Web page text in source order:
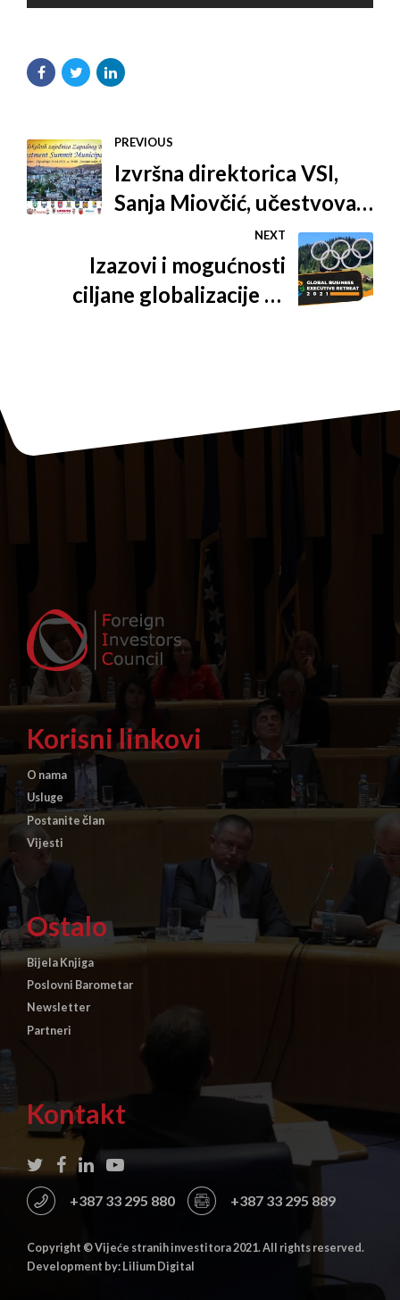
PREVIOUS
Izvršna direktorica VSI,
Sanja Miovčić, učestvovala
u panel diskusiji na temu:
"Značaj dijaspore za razvoj
lokalnih zajednica"
NEXT
Izazovi i mogućnosti
ciljane globalizacije za
Korisni linkovi
O nama
Usluge
Postanite član
Vijesti
Ostalo
Bijela Knjiga
Poslovni Barometar
Newsletter
Partneri
Kontakt
+387 33 295 880 +387 33 295 889
Copyright © Vijeće stranih investitora 2021. All rights reserved.
Development by: Lilium Digital